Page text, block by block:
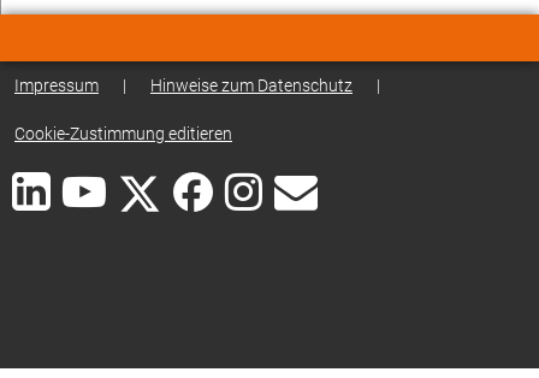
Impressum | Hinweise zum Datenschutz |
Cookie-Zustimmung editieren